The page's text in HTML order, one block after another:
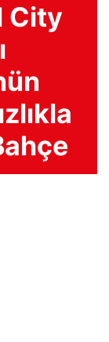
City